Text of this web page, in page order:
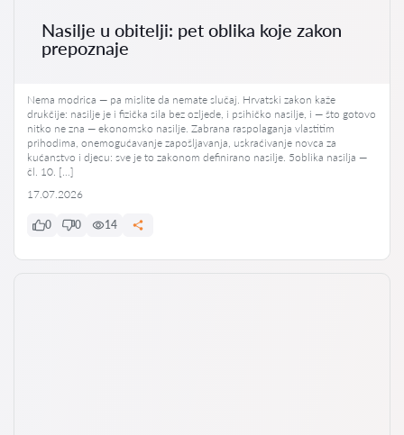
Nasilje u obitelji: pet oblika koje zakon
prepoznaje
Nema modrica — pa mislite da nemate slučaj. Hrvatski zakon kaže
drukčije: nasilje je i fizička sila bez ozljede, i psihičko nasilje, i — što gotovo
nitko ne zna — ekonomsko nasilje. Zabrana raspolaganja vlastitim
prihodima, onemogućavanje zapošljavanja, uskraćivanje novca za
kućanstvo i djecu: sve je to zakonom definirano nasilje. 5oblika nasilja —
čl. 10. […]
17.07.2026
0 0 14